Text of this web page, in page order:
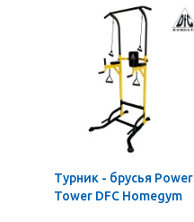
Турник - брусья Power
Tower DFC Homegym